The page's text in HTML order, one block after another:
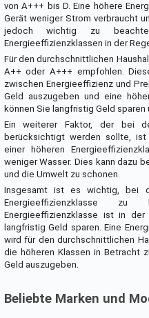
von A+++ bis D. Eine höhere
Gerät weniger Strom verbraucht
jedoch wichtig zu
Energieeffizienzklassen in der
Für den durchschnittlichen
A++ oder A+++ empfohlen.
zwischen Energieeffizienz und
Geld auszugeben und eine
können Sie langfristig Geld
Ein weiterer Faktor, der bei
berücksichtigt werden sollte, ist
einer höheren
weniger Wasser. Dies kann dazu
und die Umwelt zu schonen.
Insgesamt ist es wichtig, bei
Energieeffizienzklasse zu
Energieeffizienzklasse ist in
langfristig Geld sparen. Eine
wird für den durchschnittlichen
die höheren Klassen in Betracht
Geld auszugeben.
Beliebte Marken und